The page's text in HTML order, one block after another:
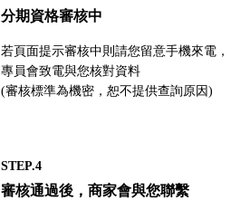
分期資格審核中
若頁面提示審核中則請您留意手機來電，
專員會致電與您核對資料
(審核標準為機密，恕不提供查詢原因)
STEP.4
審核通過後，商家會與您聯繫